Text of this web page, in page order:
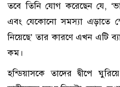
তবে তিনি যোগ করেছেন যে,
এবং যেকোনো সমস্যা এড়াতে
নিয়েছে’ তার কারণে এখন এটি
কম।
হন্ডিয়াসকে তাদের দ্বীপে